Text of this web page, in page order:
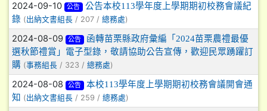
2024-09-10 公告
公告本校113學年度上學期期初校務會議紀
錄 (出納文書組長 / 207 / 總務處)
2024-08-09 公告
函轉苗栗縣政府彙編「2024苗栗農禮最優
選秋節禮賞」電子型錄，敬請協助公告宣傳，歡迎民眾踴躍訂
購 (事務組長 / 323 / 總務處)
2024-08-08 公告
本校113學年度上學期期初校務會議開會通
知 (出納文書組長 / 259 / 總務處)